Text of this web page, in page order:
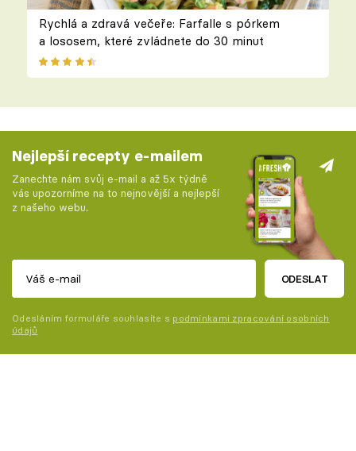
Rychlá a zdravá večeře: Farfalle s pórkem
a lososem, které zvládnete do 30 minut
Nejlepší recepty e-mailem
Zanechte nám svůj e-mail a až 5x týdně
vás upozorníme na to nejnovější a nejlepší
z našeho webu.
ODESLAT
Odesláním formuláře souhlasíte s podmínkami zpracování osobních
údajů